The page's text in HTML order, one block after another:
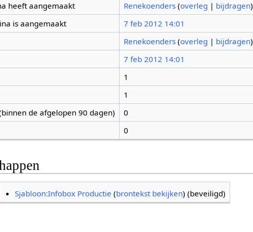
heeft aangemaakt Renekoenders (overleg | bijdragen)
is aangemaakt
7 feb 2012 14:01
Renekoenders (overleg | bijdragen)
7 feb 2012 14:01
1
1
de afgelopen 90 dagen)
0
0
Sjabloon:Infobox Productie (brontekst bekijken) (beveiligd)